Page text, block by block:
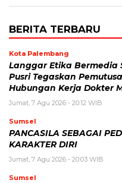
BERITA TERBARU
Kota Palembang
Langgar Etika Bermedia
Pusri Tegaskan
Hubungan Kerja Dokter
Jumat, 7 Agu 2026 - 20:12 WIB
Sumsel
PANCASILA SEBAGAI
KARAKTER DIRI
Jumat, 7 Agu 2026 - 20:03 WIB
Sumsel